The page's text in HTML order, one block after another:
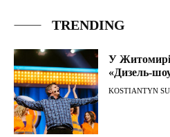
TRENDING
У Житомирі
«Дизель-
KOSTIANTYN